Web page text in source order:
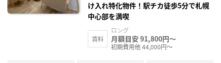
け入れ特化物件！駅チカ徒歩5分で札幌
中心部を満喫
賃料
ロング
月額目安 91,800円～
初期費用他 44,000円～